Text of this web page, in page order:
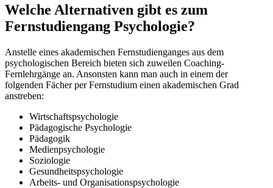
Welche Alternativen gibt es zum
Fernstudiengang Psychologie?
Anstelle eines akademischen Fernstudienganges aus dem
psychologischen Bereich bieten sich zuweilen Coaching-
Fernlehrgänge an. Ansonsten kann man auch in einem der
folgenden Fächer per Fernstudium einen akademischen Grad
anstreben:
Wirtschaftspsychologie
Pädagogische Psychologie
Pädagogik
Medienpsychologie
Soziologie
Gesundheitspsychologie
Arbeits- und Organisationspsychologie